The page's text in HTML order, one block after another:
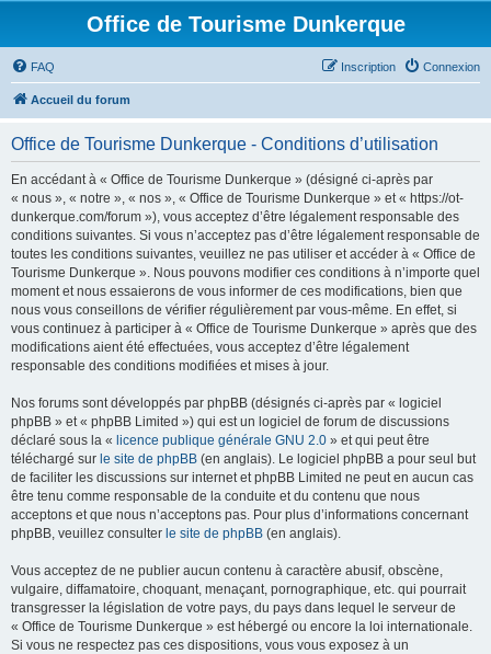
Office de Tourisme Dunkerque
FAQ Connexion
Inscription
Accueil du forum
Office de Tourisme Dunkerque - Conditions d’utilisation
En accédant à « Office de Tourisme Dunkerque » (désigné ci-après par
« nous », « notre », « nos », « Office de Tourisme Dunkerque » et « https://ot-
dunkerque.com/forum »), vous acceptez d’être légalement responsable des
conditions suivantes. Si vous n’acceptez pas d’être légalement responsable de
toutes les conditions suivantes, veuillez ne pas utiliser et accéder à « Office de
Tourisme Dunkerque ». Nous pouvons modifier ces conditions à n’importe quel
moment et nous essaierons de vous informer de ces modifications, bien que
nous vous conseillons de vérifier régulièrement par vous-même. En effet, si
vous continuez à participer à « Office de Tourisme Dunkerque » après que des
modifications aient été effectuées, vous acceptez d’être légalement
responsable des conditions modifiées et mises à jour.
Nos forums sont développés par phpBB (désignés ci-après par « logiciel
phpBB » et « phpBB Limited ») qui est un logiciel de forum de discussions
déclaré sous la « licence publique générale GNU 2.0 » et qui peut être
téléchargé sur le site de phpBB (en anglais). Le logiciel phpBB a pour seul but
de faciliter les discussions sur internet et phpBB Limited ne peut en aucun cas
être tenu comme responsable de la conduite et du contenu que nous
acceptons et que nous n’acceptons pas. Pour plus d’informations concernant
phpBB, veuillez consulter le site de phpBB (en anglais).
Vous acceptez de ne publier aucun contenu à caractère abusif, obscène,
vulgaire, diffamatoire, choquant, menaçant, pornographique, etc. qui pourrait
transgresser la législation de votre pays, du pays dans lequel le serveur de
« Office de Tourisme Dunkerque » est hébergé ou encore la loi internationale.
Si vous ne respectez pas ces dispositions, vous vous exposez à un